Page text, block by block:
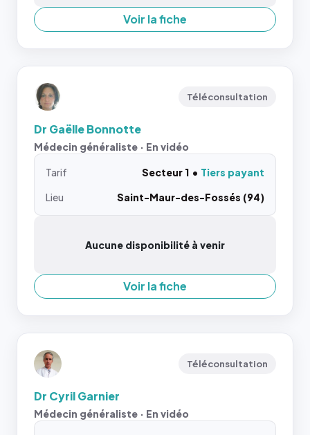
Voir la fiche
Téléconsultation
Dr Gaëlle Bonnotte
Médecin généraliste · En vidéo
Tarif Secteur 1
Tiers payant
Lieu
Saint-Maur-des-Fossés (94)
Aucune disponibilité à venir
Voir la fiche
Téléconsultation
Dr Cyril Garnier
Médecin généraliste · En vidéo